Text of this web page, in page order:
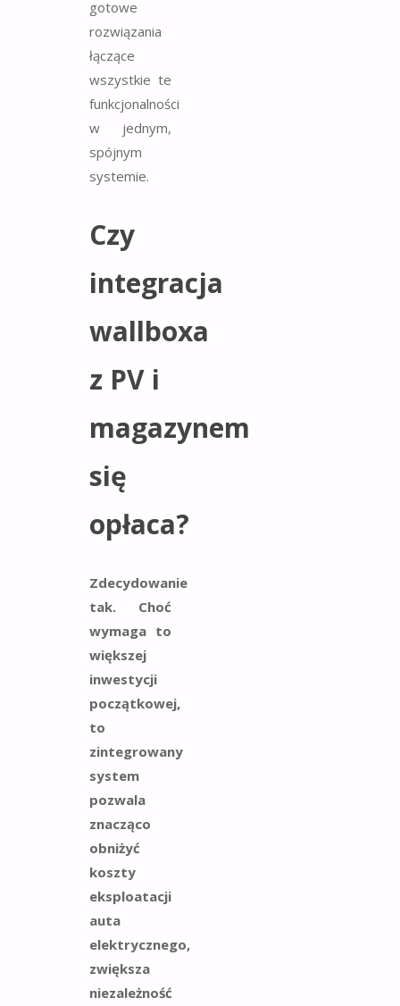
gotowe
rozwiązania
łączące
wszystkie te
funkcjonalności
w jednym,
spójnym
systemie.
Czy
integracja
wallboxa
z PV i
magazynem
się
opłaca?
Zdecydowanie
tak. Choć
wymaga to
większej
inwestycji
początkowej,
to
zintegrowany
system
pozwala
znacząco
obniżyć
koszty
eksploatacji
auta
elektrycznego,
zwiększa
niezależność